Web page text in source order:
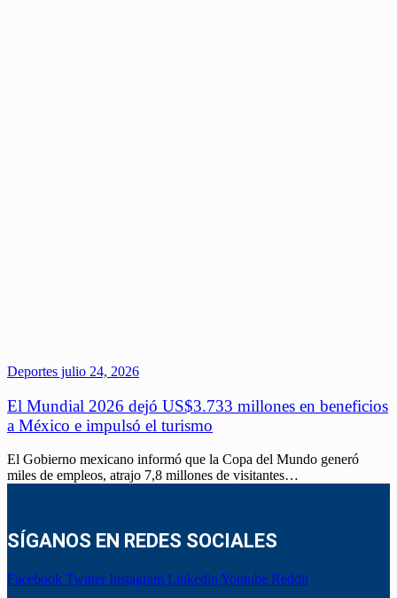
Deportes julio 24, 2026
El Mundial 2026 dejó US$3.733 millones en beneficios
a México e impulsó el turismo
El Gobierno mexicano informó que la Copa del Mundo generó
miles de empleos, atrajo 7,8 millones de visitantes…
SÍGANOS EN REDES SOCIALES
Facebook Twitter Instagram Linkedin Youtube Reddit